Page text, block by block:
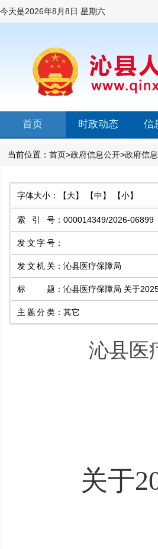
今天是2026年8月8日 星期六
首页 时政动态 信
当前位置： 首页>政府信息公开>政府信
字体大小： 【大】 【中】 【小】
索引号 ： 000014349/2026-06899
发文字号 ：
发文机关 ： 沁县医疗保障局
标题 ： 沁县医疗保障局 关于
主题分类 ： 其它
沁县医
关于